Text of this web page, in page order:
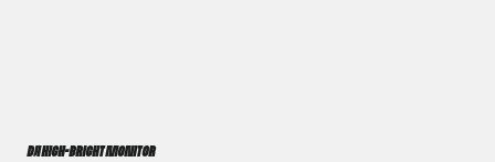
DJI HIGH-BRIGHT MONITOR